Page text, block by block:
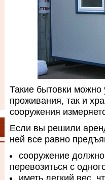
Такие бытовки можно
проживания, так и
сооружения
Если вы решили
ней все равно
сооружение
перевозиться с
иметь легкий вес,